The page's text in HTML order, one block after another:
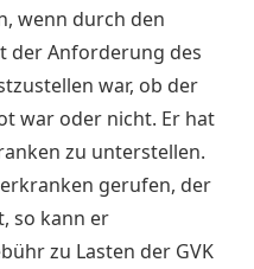
wenn durch den
der Anforderung des
war, ob der
war oder nicht. Er hat
zu unterstellen.
gerufen, der
so kann er
zu Lasten der GVK